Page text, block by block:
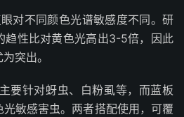
对不同颜色光谱敏感度不同。研
趋性比对黄色光高出3-5倍，因此
突出。
要针对蚜虫、白粉虱等，而蓝板
敏感害虫。两者搭配使用，可覆